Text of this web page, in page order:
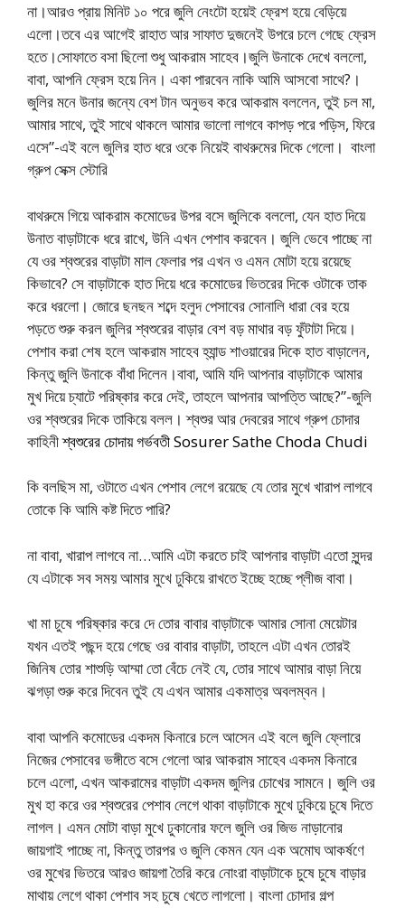
না।আরও প্রায় মিনিট ১০ পরে জুলি নেংটো হয়েই ফ্রেশ হয়ে বেড়িয়ে
এলো।তবে এর আগেই রাহাত আর সাফাত দুজনেই উপরে চলে গেছে ফ্রেস
হতে।সোফাতে বসা ছিলো শুধু আকরাম সাহেব।জুলি উনাকে দেখে বললো,
বাবা, আপনি ফ্রেস হয়ে নিন। একা পারবেন নাকি আমি আসবো সাথে?।
জুলির মনে উনার জন্যে বেশ টান অনুভব করে আকরাম বললেন, তুই চল মা,
আমার সাথে, তুই সাথে থাকলে আমার ভালো লাগবে কাপড় পরে পড়িস, ফিরে
এসে”-এই বলে জুলির হাত ধরে ওকে নিয়েই বাথরুমের দিকে গেলো। বাংলা
গ্রুপ সেক্স স্টোরি
বাথরুমে গিয়ে আকরাম কমোডের উপর বসে জুলিকে বললো, যেন হাত দিয়ে
উনাত বাড়াটাকে ধরে রাখে, উনি এখন পেশাব করবেন। জুলি ভেবে পাচ্ছে না
যে ওর শ্বশুরের বাড়াটা মাল ফেলার পর এখন ও এমন মোটা হয়ে রয়েছে
কিভাবে? সে বাড়াটাকে হাত দিয়ে ধরে কমোডের ভিতরের দিকে ওটাকে তাক
করে ধরলো। জোরে ছনছন শব্দে হলুদ পেসাবের সোনালি ধারা বের হয়ে
পড়তে শুরু করল জুলির শ্বশুরের বাড়ার বেশ বড় মাথার বড় ফুঁটাটা দিয়ে।
পেশাব করা শেষ হলে আকরাম সাহেব হ্যান্ড শাওয়ারের দিকে হাত বাড়ালেন,
কিন্তু জুলি উনাকে বাঁধা দিলেন।বাবা, আমি যদি আপনার বাড়াটাকে আমার
মুখ দিয়ে চ্যাটে পরিষ্কার করে দেই, তাহলে আপনার আপত্তি আছে?”-জুলি
ওর শ্বশুরের দিকে তাকিয়ে বলল। শ্বশুর আর দেবরের সাথে গ্রুপ চোদার
কাহিনীশ্বশুরের চোদায় গর্ভবতী Sosurer Sathe Choda Chudi
কি বলছিস মা, ওটাতে এখন পেশাব লেগে রয়েছে যে তোর মুখে খারাপ লাগবে
তোকে কি আমি কষ্ট দিতে পারি?
না বাবা, খারাপ লাগবে না…আমি এটা করতে চাই আপনার বাড়াটা এতো সুন্দর
যে এটাকে সব সময় আমার মুখে ঢুকিয়ে রাখতে ইচ্ছে হচ্ছে প্লীজ বাবা।
খা মা চুষে পরিষ্কার করে দে তোর বাবার বাড়াটাকে আমার সোনা মেয়েটার
যখন এতই পছন্দ হয়ে গেছে ওর বাবার বাড়াটা, তাহলে এটা এখন তোরই
জিনিষ তোর শাশুড়ি আম্মা তো বেঁচে নেই যে, তোর সাথে আমার বাড়া নিয়ে
ঝগড়া শুরু করে দিবেন তুই যে এখন আমার একমাত্র অবলম্বন।
বাবা আপনি কমোডের একদম কিনারে চলে আসেন এই বলে জুলি ফ্লোরে
নিজের পেসাবের ভঙ্গীতে বসে গেলো আর আকরাম সাহেব একদম কিনারে
চলে এলো, এখন আকরামের বাড়াটা একদম জুলির চোখের সামনে। জুলি ওর
মুখ হা করে ওর শ্বশুরের পেশাব লেগে থাকা বাড়াটাকে মুখে ঢুকিয়ে চুষে দিতে
লাগল। এমন মোটা বাড়া মুখে ঢুকানোর ফলে জুলি ওর জিভ নাড়ানোর
জায়গাই পাচ্ছে না, কিন্তু তারপর ও জুলি কেমন যেন এক অমোঘ আকর্ষণে
ওর মুখের ভিতরে আরও জায়গা তৈরি করে নোংরা বাড়াটাকে চুষে চুষে বাড়ার
মাথায় লেগে থাকা পেশাব সহ চুষে খেতে লাগলো। বাংলা চোদার গল্প